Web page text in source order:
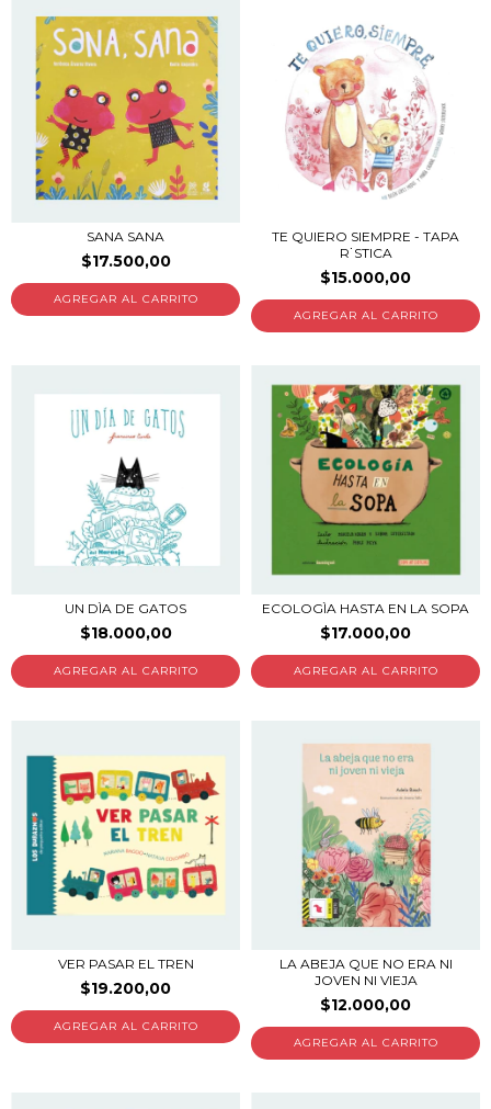
SANA SANA
$17.500,00
TE QUIERO SIEMPRE - TAPA
R˙STICA
$15.000,00
UN DÌA DE GATOS
$18.000,00
ECOLOGÌA HASTA EN LA SOPA
$17.000,00
VER PASAR EL TREN
$19.200,00
LA ABEJA QUE NO ERA NI
JOVEN NI VIEJA
$12.000,00